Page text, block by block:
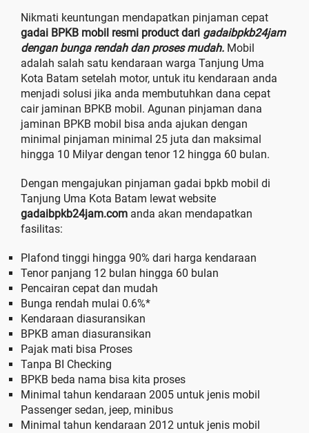
Nikmati keuntungan mendapatkan pinjaman cepat
gadai BPKB mobil resmi product dari gadaibpkb24jam
dengan bunga rendah dan proses mudah. Mobil
adalah salah satu kendaraan warga Tanjung Uma
Kota Batam setelah motor, untuk itu kendaraan anda
menjadi solusi jika anda membutuhkan dana cepat
cair jaminan BPKB mobil. Agunan pinjaman dana
jaminan BPKB mobil bisa anda ajukan dengan
minimal pinjaman minimal 25 juta dan maksimal
hingga 10 Milyar dengan tenor 12 hingga 60 bulan.
Dengan mengajukan pinjaman gadai bpkb mobil di
Tanjung Uma Kota Batam lewat website
gadaibpkb24jam.com anda akan mendapatkan
fasilitas:
Plafond tinggi hingga 90% dari harga kendaraan
Tenor panjang 12 bulan hingga 60 bulan
Pencairan cepat dan mudah
Bunga rendah mulai 0.6%*
Kendaraan diasuransikan
BPKB aman diasuransikan
Pajak mati bisa Proses
Tanpa BI Checking
BPKB beda nama bisa kita proses
Minimal tahun kendaraan 2005 untuk jenis mobil
Passenger sedan, jeep, minibus
Minimal tahun kendaraan 2012 untuk jenis mobil